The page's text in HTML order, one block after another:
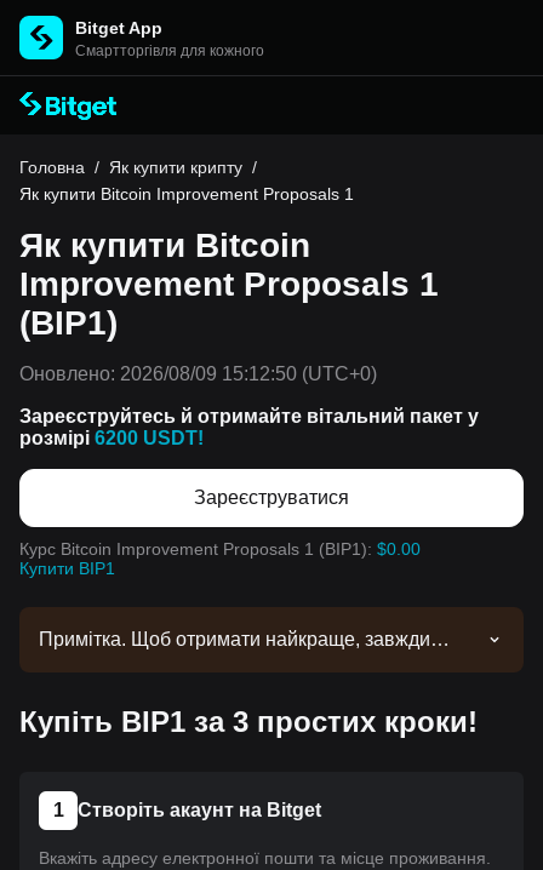
Bitget App
Cмартторгівля для кожного
Головна / Як купити крипту /
Як купити Bitcoin Improvement Proposals 1
Як купити Bitcoin
Improvement Proposals 1
(BIP1)
Оновлено: 2026/08/09 15:12:50 (UTC+0)
Зареєструйтесь й отримайте вітальний пакет у
розмірі 6200 USDT!
Зареєструватися
Курс Bitcoin Improvement Proposals 1 (BIP1): $0.00
Купити BIP1
Примітка. Щоб отримати найкраще, завжди
вона стане доступною на Bitget, ви зможете
один і той самий посібник.
Купіть BIP1 за 3 простих кроки!
1 Створіть акаунт на Bitget
Вкажіть адресу електронної пошти та місце проживання.